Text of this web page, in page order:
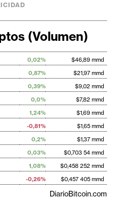
(Volumen)
0,02%
$46,89 mmd
0,87%
$21,97 mmd
0,39%
$9,02 mmd
0,0%
$7,82 mmd
1,24%
$1,69 mmd
-0,81%
$1,65 mmd
0,2%
$1,37 mmd
0,03%
$0,703 54 mmd
1,08%
$0,458 252 mmd
-0,26% $0,457 405 mmd
DiarioBitcoin.com